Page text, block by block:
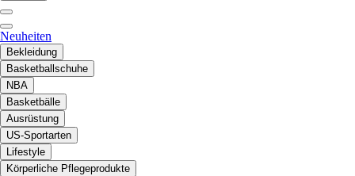
Neuheiten
Bekleidung
Basketballschuhe
NBA
Basketbälle
Ausrüstung
US-Sportarten
Lifestyle
Körperliche Pflegeprodukte